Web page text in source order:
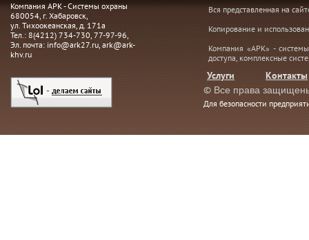
Компания АРК - Системы охраны
680054, г. Хабаровск,
ул. Тихоокеанская, д. 171а
Тел.: 8(4212) 734-730, 77-97-96,
Эл. почта: info@ark27.ru, ark@ark-
khv.ru
Вся представленная на
Копирование и
Компания «АРК» -
доступа, комплексные
Услуги
Контакты
© Все права
Для безопасности